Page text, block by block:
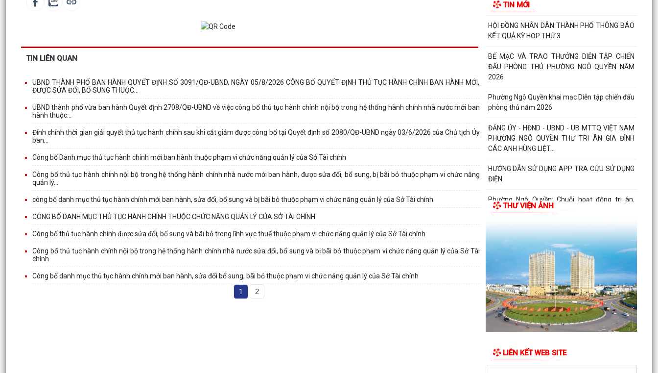
TIN LIÊN QUAN
UBND THÀNH PHỐ BAN HÀNH QUYẾT ĐỊNH SỐ 3091/QĐ-UBND, NGÀY 05/8/2026 CÔNG BỐ QUYẾT ĐỊNH THỦ TỤC HÀNH CHÍNH BAN HÀNH MỚI,
ĐƯỢC SỬA ĐỔI, BỔ SUNG THUỘC...
UBND thành phố vừa ban hành Quyết định 2708/QĐ-UBND về việc công bố thủ tục hành chính nội bộ trong hệ thống hành chính nhà nước mới ban
hành thuộc...
Đính chính thời gian giải quyết thủ tục hành chính sau khi cắt giảm được công bố tại Quyết định số 2080/QĐ-UBND ngày 03/6/2026 của Chủ tịch Ủy
ban...
Công bố Danh mục thủ tục hành chính mới ban hành thuộc phạm vi chức năng quản lý của Sở Tài chính
Công bố thủ tục hành chính nội bộ trong hệ thống hành chính nhà nước mới ban hành, được sửa đổi, bổ sung, bị bãi bỏ thuộc phạm vi chức năng
quản lý...
công bố danh mục thủ tục hành chính mới ban hành, sửa đổi, bổ sung và bị bãi bỏ thuộc phạm vi chức năng quản lý của Sở Tài chính
CÔNG BỐ DANH MỤC THỦ TỤC HÀNH CHÍNH THUỘC CHỨC NĂNG QUẢN LÝ CỦA SỞ TÀI CHÍNH
Công bố thủ tục hành chính được sửa đổi, bổ sung và bãi bỏ trong lĩnh vực thuế thuộc phạm vi chức năng quản lý của Sở Tài chính
Công bố thủ tục hành chính nội bộ trong hệ thống hành chính nhà nước sửa đổi, bổ sung và bị bãi bỏ thuộc phạm vi chức năng quản lý của Sở Tài
chính
Công bố danh mục thủ tục hành chính mới ban hành, sửa đổi bổ sung, bãi bỏ thuộc phạm vi chức năng quản lý của Sở Tài chính
1 2
TIN MỚI
THÔNG BÁO KẾT QUẢ KỲ HỌP THỨ 4
HỘI ĐỒNG NHÂN DÂN THÀNH PHỐ THÔNG BÁO
KẾT QUẢ KỲ HỌP THỨ 3
BẾ MẠC VÀ TRAO THƯỞNG DIỄN TẬP CHIẾN
ĐẤU PHÒNG THỦ PHƯỜNG NGÔ QUYỀN NĂM
2026
Phường Ngô Quyền khai mạc Diễn tập chiến đấu
phòng thủ năm 2026
ĐẢNG ỦY - HĐND - UBND - UB MTTQ VIỆT NAM
PHƯỜNG NGÔ QUYỀN THƯ TRI ÂN GIA ĐÌNH
CÁC ANH HÙNG LIỆT...
HƯỚNG DẪN SỬ DỤNG APP TRA CỨU SỬ DỤNG
ĐIỆN
Phường Ngô Quyền: Chuỗi hoạt động tri ân,
“Đền ơn đáp nghĩa” thiết thực nhân kỷ niệm 79
PHƯỜNG NGÔ QUYỀN TỔ CHỨC HỘI NGHỊ TRAO
TẶNG ẢNH PHỤC CHẾ LIỆT SĨ VÀ TẶNG QUÀ
CHO CÁC HỘ GIA ĐÌNH...
ỦY BAN NHÂN DÂN PHƯỜNG NGÔ QUYỀN
THÔNG TIN Về việc cưỡng chế cưỡng chế 02 tổ
chức để thu hồi nhà là...
PHƯỜNG NGÔ QUYỀN THĂM HỎI, TẶNG QUÀ
GIA ĐÌNH CHÍNH SÁCH, NGƯỜI CÓ CÔNG NHÂN
THƯ VIỆN ẢNH
LIÊN KẾT WEB SITE